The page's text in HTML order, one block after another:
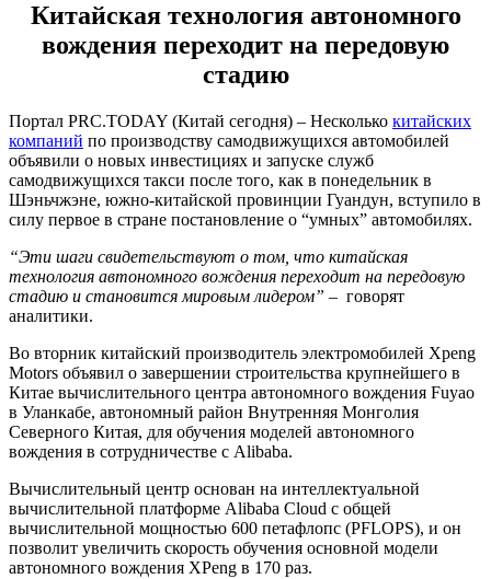
Китайская технология автономного
вождения переходит на передовую
стадию
Портал PRC.TODAY (Китай сегодня) – Несколько китайских
компаний по производству самодвижущихся автомобилей
объявили о новых инвестициях и запуске служб
самодвижущихся такси после того, как в понедельник в
Шэньчжэне, южно-китайской провинции Гуандун, вступило в
силу первое в стране постановление о “умных” автомобилях.
“Эти шаги свидетельствуют о том, что китайская
технология автономного вождения переходит на передовую
стадию и становится мировым лидером” – говорят
аналитики.
Во вторник китайский производитель электромобилей Xpeng
Motors объявил о завершении строительства крупнейшего в
Китае вычислительного центра автономного вождения Fuyao
в Уланкабе, автономный район Внутренняя Монголия
Северного Китая, для обучения моделей автономного
вождения в сотрудничестве с Alibaba.
Вычислительный центр основан на интеллектуальной
вычислительной платформе Alibaba Cloud с общей
вычислительной мощностью 600 петафлопс (PFLOPS), и он
позволит увеличить скорость обучения основной модели
автономного вождения XPeng в 170 раз.